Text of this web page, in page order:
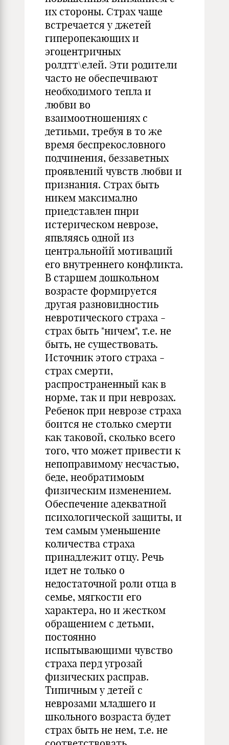
их стороны. Страх чаще
встречается у джетей
гиперопекающих и
эгоцентричных
ролдтт\елей. Эти родители
часто не обеспечивают
необходимого тепла и
любви во
взаимоотношениях с
детиьми, требуя в то же
время беспрекословного
подчинения, беззаветных
проявлений чувств любви и
признания. Страх быть
никем максимално
приедставлен пнри
истерическом неврозе,
япвляясь одной из
центральнойй мотиваций
его внутреннего конфликта.
В старшем дошкольном
возрасте формируется
другая разновидностиь
невротического страха -
страх быть "ничем", т.е. не
быть, не существовать.
Источник этого страха -
страх смерти,
распространенный как в
норме, так и при неврозах.
Ребенок при неврозе страха
боится не столько смерти
как таковой, сколько всего
того, что может привести к
непоправимому несчастью,
беде, необратимоым
физическим изменением.
Обеспечение адекватной
психологической защиты, и
тем самым уменьшение
количества страха
принадлежит отцу. Речь
идет не только о
недостаточной роли отца в
семье, мягкости его
характера, но и жестком
обращением с детьми,
постоянно
испытывающими чувство
страха перд угрозай
физических расправ.
Типичным у детей с
неврозами младшего и
школьного возраста будет
страх быть не нем, т.е. не